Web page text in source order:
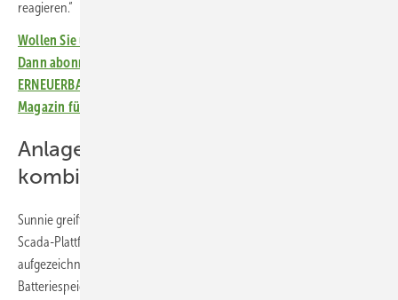
reagieren.“
Wollen Sie über die Energiewende auf dem Laufenden bleiben?
Dann abonnieren Sie einfach den kostenlosen Newsletter von
ERNEUERBARE ENERGIEN – dem größten verbandsunabhängigen
Magazin für erneuerbare Energien in Deutschland!
Anlagendaten mit Sprachmodellen
kombiniert
Sunnie greift für seine Handlungsempfehlungen auf die Daten aus der
Scada-Plattform SOMA Pro von Solargik zurück. Die dort
aufgezeichneten Betriebsdaten von Wechselrichtern, Trackern und
Batteriespeichern sowie die Daten der Sensoren werden mit großen